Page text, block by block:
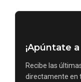
¡Apúntate
Recibe las
directamente en